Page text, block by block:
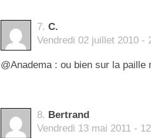
7. C.
Vendredi 02 juillet 2010 -
@Anadema : ou bien sur la
8. Bertrand
Vendredi 13 mai 2011 -